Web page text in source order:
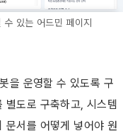
있는 어드민 페이지
을 운영할 수 있도록 구
별도로 구축하고, 시스템
문서를 어떻게 넣어야 원